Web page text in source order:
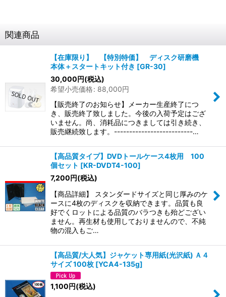
関連商品
【在庫限り】 【特別特価】 ディスク研磨機
本体＋スタートキット付き [GR-30]
30,000円(税込)
希望小売価格: 88,000円
【販売終了のお知らせ】メーカー生産終了につ
き、販売終了致しました。今後の入荷予定はござ
いません。尚、消耗品につきましては引き続き、
販売継続致します。--------------------------…
【高品質タイプ】DVDトールケース4枚用 100
個セット [KR-DVDT4-100]
7,200円(税込)
【商品詳細】 スタンダードサイズと同じ厚みのケ
ースに4枚のディスクを収納できます。品質も良
好でくロットによる品質のバラつきも殆どござい
ません。再生材も使用しておりませんので、不純
物の混入もご…
【高品質/大人気】ジャケット専用紙(光沢紙) Ａ４
サイズ 100枚 [YCA4-135g]
1,100円(税込)